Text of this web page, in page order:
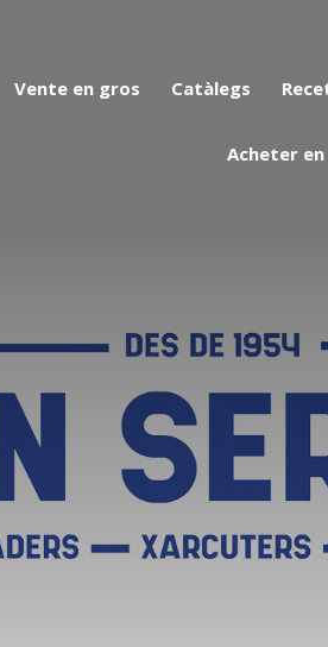
Vente en gros Catàlegs
Acheter